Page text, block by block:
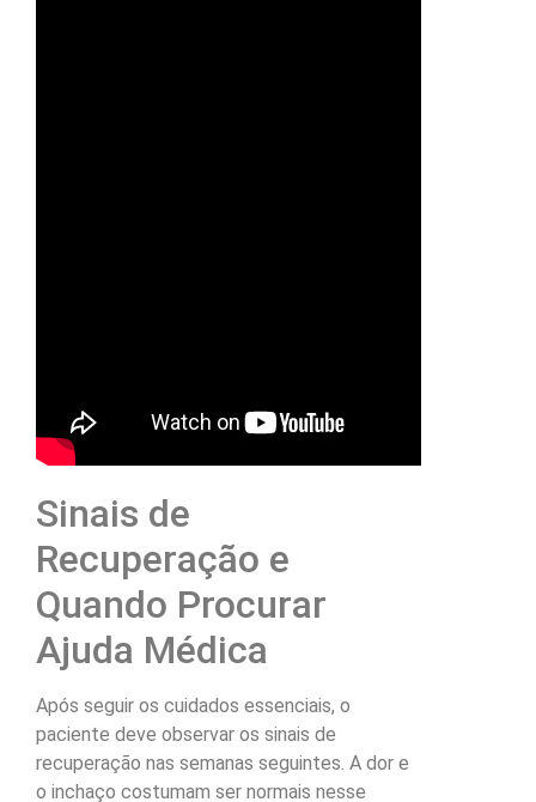
Sinais de
Recuperação e
Quando Procurar
Ajuda Médica
Após seguir os cuidados essenciais, o
paciente deve observar os sinais de
recuperação nas semanas seguintes. A dor e
o inchaço costumam ser normais nesse